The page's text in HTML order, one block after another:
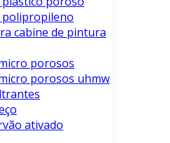
polipropileno
cabine de pintura
porosos
porosos uhmw
ativado